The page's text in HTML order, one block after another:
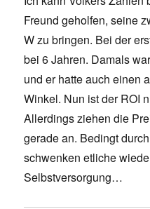
Freund geholfen, seine
W zu bringen. Bei der
bei 6 Jahren. Damals
und er hatte auch einen
Winkel. Nun ist der ROI
Allerdings ziehen die
gerade an. Bedingt
schwenken etliche
Selbstversorgung…